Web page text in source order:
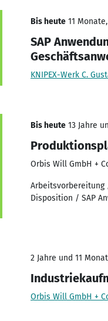
Bis heute 11
SAP
KNIPEX-Werk C.
Bis heute 13 Jahre
Orbis Will GmbH +
Arbeitsvorbereitung
Disposition / SAP
2 Jahre und 11
Orbis Will GmbH +